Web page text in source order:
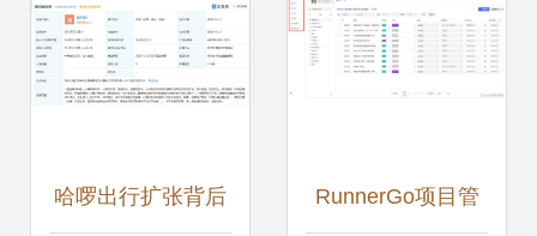
哈啰出行扩张背后 RunnerGo项目管